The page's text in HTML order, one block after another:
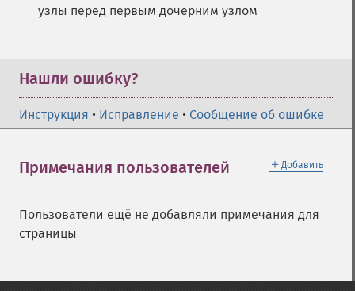
узлы перед первым дочерним узлом
Нашли ошибку?
Инструкция • Исправление • Сообщение об ошибке
＋ Добавить
Примечания пользователей
Пользователи ещё не добавляли примечания для
страницы